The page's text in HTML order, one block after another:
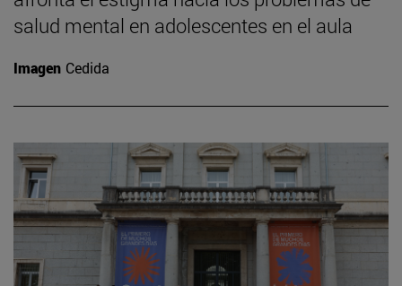
salud mental en adolescentes en el aula
Imagen Cedida